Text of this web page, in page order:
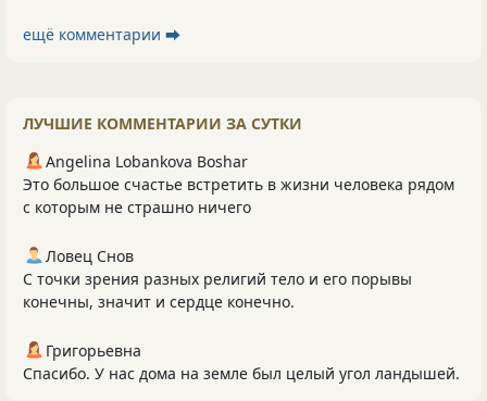
ещё комментарии ⮕
ЛУЧШИЕ КОММЕНТАРИИ ЗА СУТКИ
Angelina Lobankova Boshar
Это большое счастье встретить в жизни человека рядом
с которым не страшно ничего
Ловец Снов
С точки зрения разных религий тело и его порывы
конечны, значит и сердце конечно.
Григорьевна
Спасибо. У нас дома на земле был целый угол ландышей.